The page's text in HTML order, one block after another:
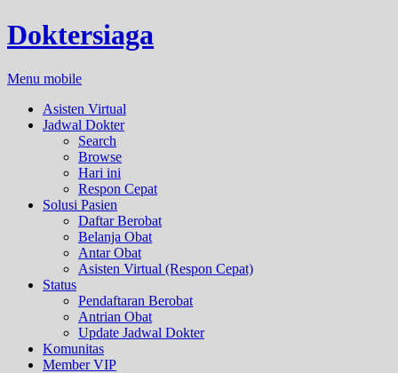
Doktersiaga
Menu mobile
Asisten Virtual
Jadwal Dokter
Search
Browse
Hari ini
Respon Cepat
Solusi Pasien
Daftar Berobat
Belanja Obat
Antar Obat
Asisten Virtual (Respon Cepat)
Status
Pendaftaran Berobat
Antrian Obat
Update Jadwal Dokter
Komunitas
Member VIP